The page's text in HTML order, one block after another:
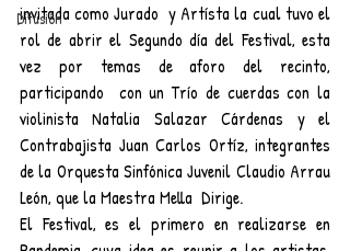
Difusión
invitada como Jurado  y Artísta la cual tuvo el
rol de abrir el Segundo día del Festival, esta
vez por temas de aforo del recinto,
participando  con un Trío de cuerdas con la
violinista Natalia Salazar Cárdenas y el
Contrabajista Juan Carlos Ortíz, integrantes
de la Orquesta Sinfónica Juvenil Claudio Arrau
León, que la Maestra Mella  Dirige.
El Festival, es el primero en realizarse en